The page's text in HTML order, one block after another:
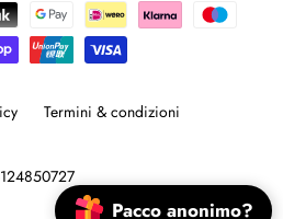
Termini & condizioni
Pacco anonimo?